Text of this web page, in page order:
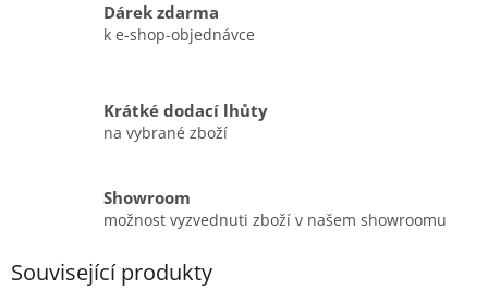
Dárek zdarma
k e-shop-objednávce
Krátké dodací lhůty
na vybrané zboží
Showroom
možnost vyzvednuti zboží v našem showroomu
Související produkty